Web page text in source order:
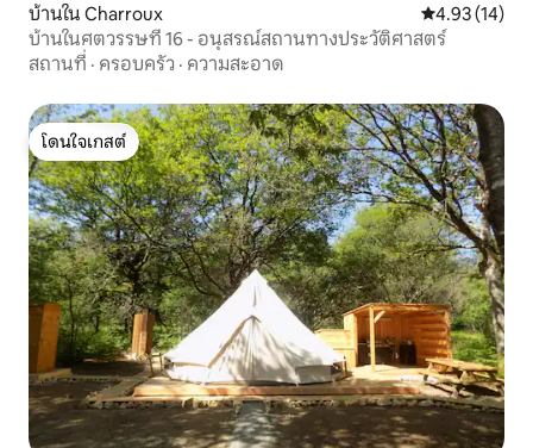
บ้านใน Charroux คะแนนเฉลี่ย
4.93 (14)
บ้านในศตวรรษที่ 16 - อนุสรณ์สถานทางประวัติศาสตร์
สถานที่ · ครอบครัว · ความสะอาด
โดนใจเกสต์
โดนใจเกสต์